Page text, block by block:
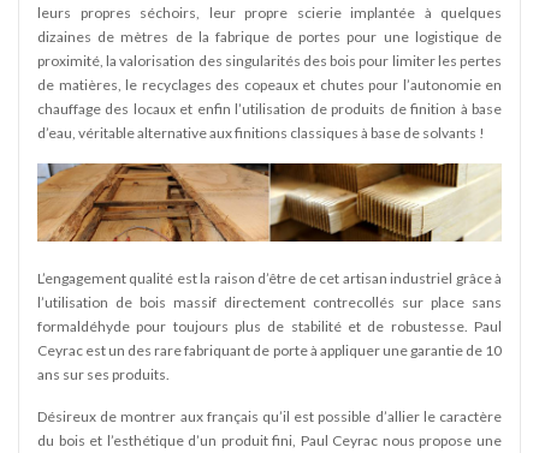
leurs propres séchoirs, leur propre scierie implantée à quelques
dizaines de mètres de la fabrique de portes pour une logistique de
proximité, la valorisation des singularités des bois pour limiter les pertes
de matières, le recyclages des copeaux et chutes pour l’autonomie en
chauffage des locaux et enfin l’utilisation de produits de finition à base
d’eau, véritable alternative aux finitions classiques à base de solvants !
L’engagement qualité est la raison d’être de cet artisan industriel grâce à
l’utilisation de bois massif directement contrecollés sur place sans
formaldéhyde pour toujours plus de stabilité et de robustesse. Paul
Ceyrac est un des rare fabriquant de porte à appliquer une garantie de 10
ans sur ses produits.
Désireux de montrer aux français qu’il est possible d’allier le caractère
du bois et l’esthétique d’un produit fini, Paul Ceyrac nous propose une